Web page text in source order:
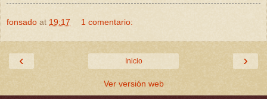
fonsado at 19:17 1 comentario:
‹ ›
Inicio
Ver versión web